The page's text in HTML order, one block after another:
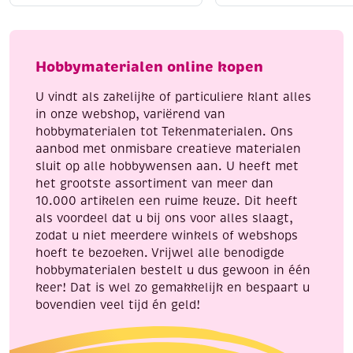
eenden
Hobbymaterialen online kopen
U vindt als zakelijke of particuliere klant alles
in onze webshop, variërend van
hobbymaterialen tot Tekenmaterialen. Ons
aanbod met onmisbare creatieve materialen
sluit op alle hobbywensen aan. U heeft met
het grootste assortiment van meer dan
10.000 artikelen een ruime keuze. Dit heeft
als voordeel dat u bij ons voor alles slaagt,
zodat u niet meerdere winkels of webshops
hoeft te bezoeken. Vrijwel alle benodigde
hobbymaterialen bestelt u dus gewoon in één
keer! Dat is wel zo gemakkelijk en bespaart u
bovendien veel tijd én geld!